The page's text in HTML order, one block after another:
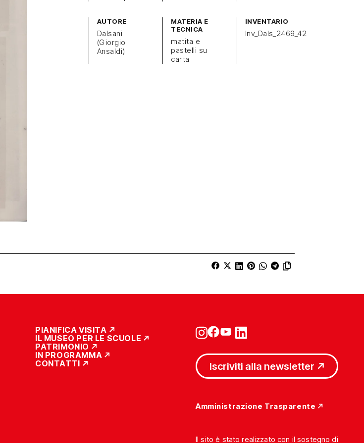
AUTORE
Dalsani
(Giorgio
Ansaldi)
MATERIA E
TECNICA
matita e
pastelli su
carta
INVENTARIO
Inv_Dals_2469_42
PIANIFICA VISITA
IL MUSEO PER LE SCUOLE
PATRIMONIO
IN PROGRAMMA
CONTATTI
Iscriviti alla newsletter
Amministrazione Trasparente
Il sito è stato realizzato con il sostegno di